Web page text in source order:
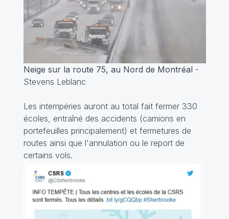
Neige sur la route 75, au Nord de Montréal-
Stevens Leblanc
Les intempéries auront au total fait fermer 330
écoles, entraîné des accidents (camions en
portefeuilles principalement) et fermetures de
routes ainsi que l'annulation ou le report de
certains vols.